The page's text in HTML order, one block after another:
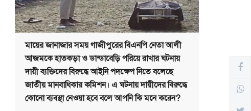
মায়ের জানাজার সময় গাজীপুরের বিএনপি নেতা আলী
আজমকে হাতকড়া ও ডান্ডাবেড়ি পরিয়ে রাখার ঘটনায়
দায়ী ব্যক্তিদের বিরুদ্ধে আইনি পদক্ষেপ নিতে বলেছে
জাতীয় মানবাধিকার কমিশন। এ ঘটনায় দায়ীদের বিরুদ্ধে
কোনো ব্যবস্থা নেওয়া হবে বলে আপনি কি মনে করেন?